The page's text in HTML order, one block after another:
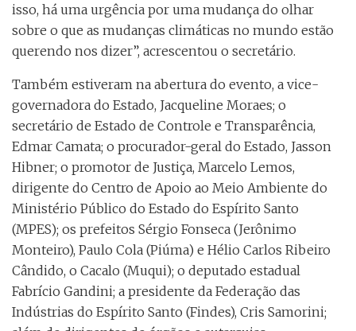
isso, há uma urgência por uma mudança do olhar
sobre o que as mudanças climáticas no mundo estão
querendo nos dizer”, acrescentou o secretário.
Também estiveram na abertura do evento, a vice-
governadora do Estado, Jacqueline Moraes; o
secretário de Estado de Controle e Transparência,
Edmar Camata; o procurador-geral do Estado, Jasson
Hibner; o promotor de Justiça, Marcelo Lemos,
dirigente do Centro de Apoio ao Meio Ambiente do
Ministério Público do Estado do Espírito Santo
(MPES); os prefeitos Sérgio Fonseca (Jerônimo
Monteiro), Paulo Cola (Piúma) e Hélio Carlos Ribeiro
Cândido, o Cacalo (Muqui); o deputado estadual
Fabrício Gandini; a presidente da Federação das
Indústrias do Espírito Santo (Findes), Cris Samorini;